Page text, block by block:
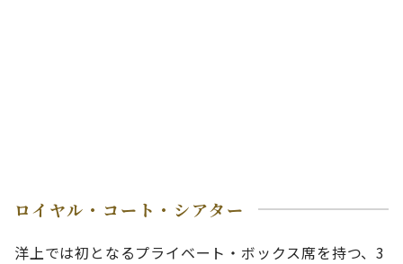
ロイヤル・コート・シアター
洋上では初となるプライベート・ボックス席を持つ、3